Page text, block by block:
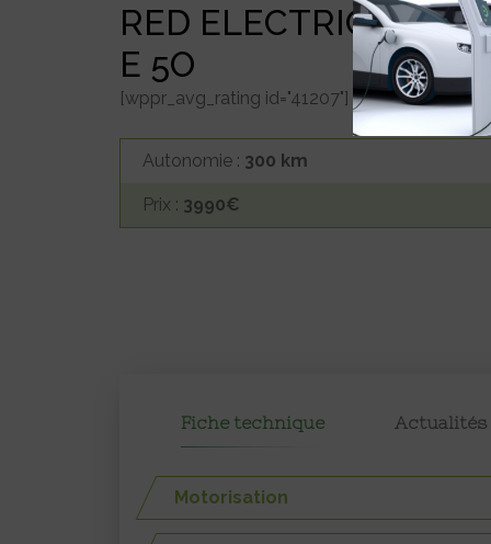
RED ELECTRIC
E 5O
[wppr_avg_rating id="41207"]
Autonomie : 300 km
Prix : 3990€
Fiche technique Actualités
Motorisation